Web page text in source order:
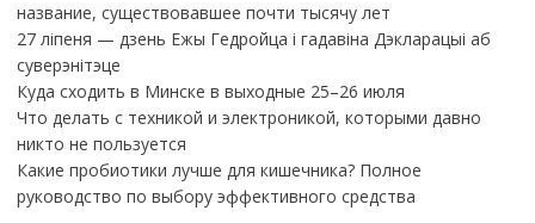
название, существовавшее почти тысячу лет
27 ліпеня — дзень Ежы Гедройца і гадавіна Дэкларацыі аб
суверэнітэце
Куда сходить в Минске в выходные 25–26 июля
Что делать с техникой и электроникой, которыми давно
никто не пользуется
Какие пробиотики лучше для кишечника? Полное
руководство по выбору эффективного средства